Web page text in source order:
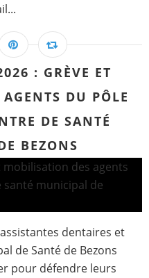
: GRÈVE ET
DU PÔLE
DE SANTÉ
BEZONS
dentaires et
de Santé de Bezons
pour défendre leurs